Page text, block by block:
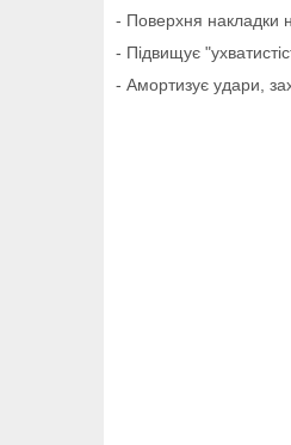
- Поверхня накладки
- Підвищує
- Амортизує удари,